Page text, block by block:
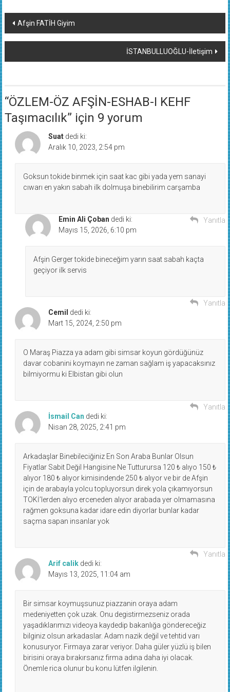
Yazı
dolaşımı
Afşin FATİH Giyim
İSTANBULLUOĞLU-İletişim
“ÖZLEM-ÖZ AFŞİN-ESHAB-I KEHF
Taşımacılık” için 9 yorum
Suat dedi ki:
Aralık 10, 2023, 2:54 pm
Goksun tokide binmek için saat kac gibi yada yem sanayi
cıwarı en yakın sabah ilk dolmuşa binebilirim carşamba
Yanıtla
Emin Ali Çoban dedi ki:
Mayıs 15, 2026, 6:10 pm
Afşin Gerger tokide bineceğim yarın saat sabah kaçta
geçiyor ilk servis
Yanıtla
Cemil dedi ki:
Mart 15, 2024, 2:50 pm
O Maraş Piazza ya adam gibi simsar koyun gördüğünüz
davar cobanini koymayın ne zaman sağlam iş yapacaksınız
bilmiyormu ki Elbistan gibi olun
Yanıtla
İsmail Can dedi ki:
Nisan 28, 2025, 2:41 pm
Arkadaşlar Binebileciğiniz En Son Araba Bunlar Olsun
Fiyatlar Sabit Değil Hangisine Ne Tutturursa 120 ₺ alıyo 150 ₺
alıyor 180 ₺ alıyor kimisindende 250 ₺ alıyor ve bir de Afşin
için de arabayla yolcu topluyorsun direk yola çıkamıyorsun
TOKİ’lerden alıyo erceneden alıyor arabada yer olmamasına
rağmen goksuna kadar idare edin diyorlar bunlar kadar
saçma sapan insanlar yok
Yanıtla
Arif calik dedi ki:
Mayıs 13, 2025, 11:04 am
Bir simsar koymuşsunuz piazzanin oraya adam
medeniyetten çok uzak. Onu degistirmezseniz orada
yaşadıklarımızı videoya kaydedip bakanlığa göndereceğiz
bilginiz olsun arkadaslar. Adam nazik değil ve tehtid varı
konusuryor. Firmaya zarar veriyor. Daha güler yüzlü iş bilen
birisini oraya bırakırsanız firma adına daha iyi olacak.
Önemle rica olunur bu konu lütfen ilgilenin.